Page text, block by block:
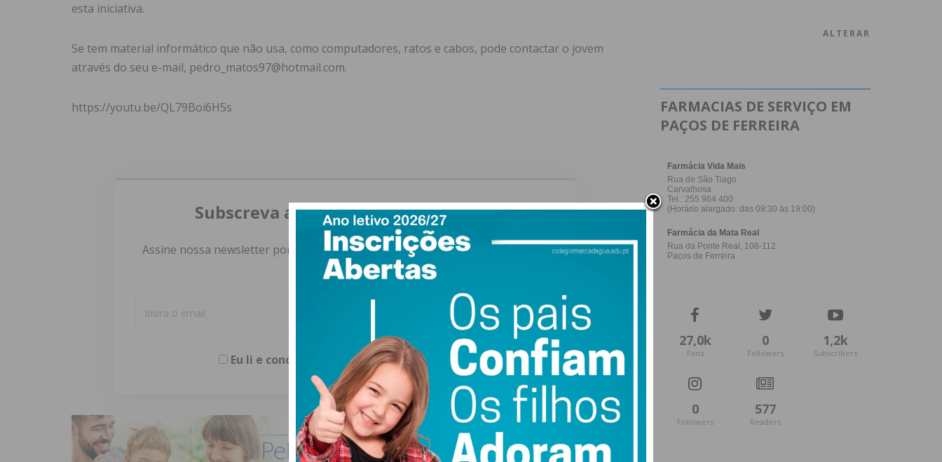
esta iniciativa.
Se tem material informático que não usa, como computadores, ratos e cabos, pode contactar o jovem
através do seu e-mail, pedro_matos97@hotmail.com.
https://youtu.be/QL79Boi6H5s
Subscreva a newsletter do Imediato
Assine nossa newsletter por e-mail e obtenha de forma regular a informação
atualizada.
Eu li e concordo com ostermos e condições
ALTERAR
FARMACIAS DE SERVIÇO EM
PAÇOS DE FERREIRA
27,0k
Fans
0
Followers
1,2k
Subscribers
0
Followers
577
Readers